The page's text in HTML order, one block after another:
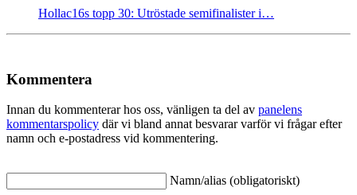
Hollac16s topp 30: Utröstade semifinalister i…
Kommentera
Innan du kommenterar hos oss, vänligen ta del av panelens
kommentarspolicy där vi bland annat besvarar varför vi frågar efter
namn och e-postadress vid kommentering.
Namn/alias (obligatoriskt)